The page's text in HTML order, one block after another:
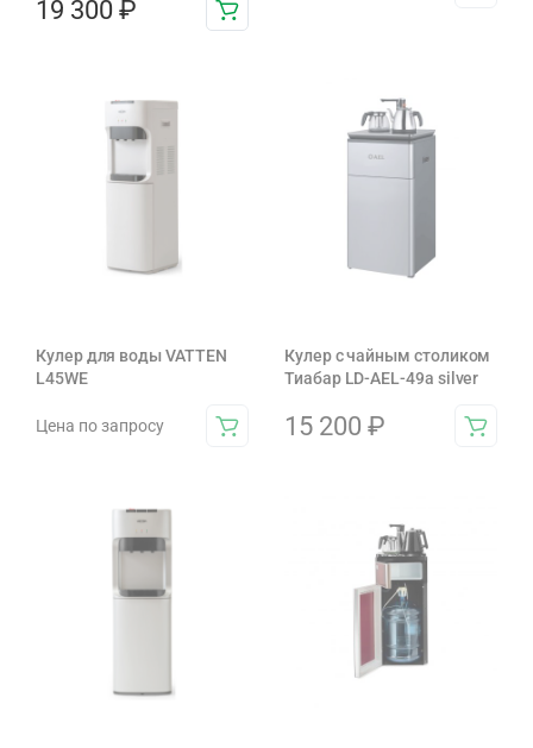
19 300 ₽
Кулер для воды VATTEN
L45WE
Цена по запросу
Кулер с чайным столиком
Тиабар LD-AEL-49a silver
15 200 ₽